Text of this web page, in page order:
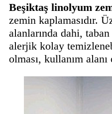
Beşiktaş linolyum
zemin kaplamasıdır.
alanlarında dahi,
alerjik kolay
olması, kullanım